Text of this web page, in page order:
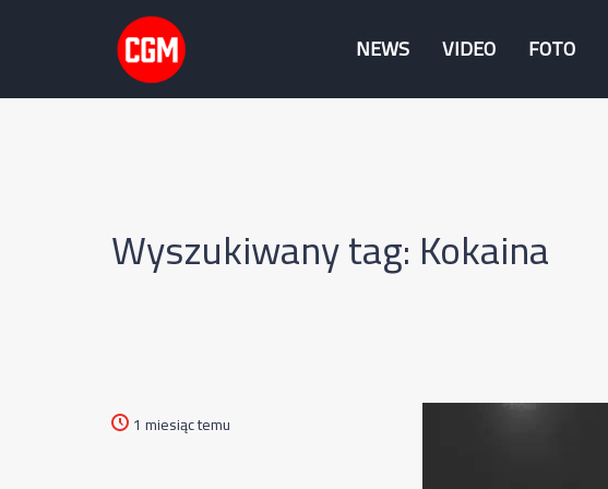
NEWS VIDEO FOTO
Wyszukiwany tag: Kokaina
1 miesiąc temu